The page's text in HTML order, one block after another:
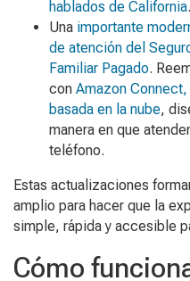
hablados de California.
Una importante
de atención del
Familiar Pagado.
con Amazon
basada en la nube,
manera en que
teléfono.
Estas actualizaciones
amplio para hacer que la
simple, rápida y accesible
Cómo